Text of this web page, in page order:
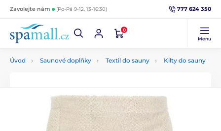
Zavolejte nám (Po-Pá 9-12, 13-16:30) 777 624 350
0
Menu
Úvod Saunové doplňky Textil do sauny Kilty do sauny